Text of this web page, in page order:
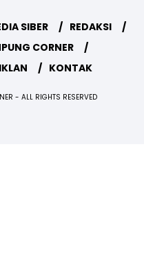
SIBER
REDAKSI
CORNER
KONTAK
- ALL RIGHTS RESERVED